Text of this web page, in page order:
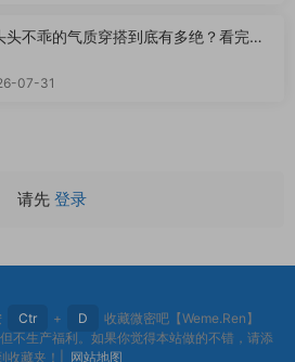
头不乖的气质穿搭到底有多绝？看完想
07-31
请先 登录
Ctr + D
收藏微密吧【Weme.Ren】
不生产福利。如果你觉得本站做的不错，请添
收藏夹！| 网站地图